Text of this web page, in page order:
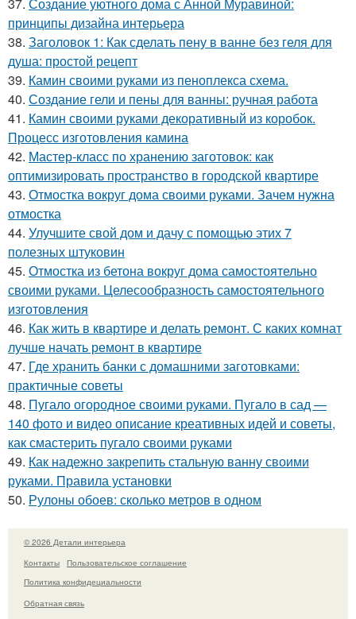
принципы дизайна интерьера
38. Заголовок 1: Как сделать пену в ванне без геля для
душа: простой рецепт
39. Камин своими руками из пеноплекса схема.
40. Создание гели и пены для ванны: ручная работа
41. Камин своими руками декоративный из коробок.
Процесс изготовления камина
42. Мастер-класс по хранению заготовок: как
оптимизировать пространство в городской квартире
43. Отмостка вокруг дома своими руками. Зачем нужна
отмостка
44. Улучшите свой дом и дачу с помощью этих 7
полезных штуковин
45. Отмостка из бетона вокруг дома самостоятельно
своими руками. Целесообразность самостоятельного
изготовления
46. Как жить в квартире и делать ремонт. С каких комнат
лучше начать ремонт в квартире
47. Где хранить банки с домашними заготовками:
практичные советы
48. Пугало огородное своими руками. Пугало в сад —
140 фото и видео описание креативных идей и советы,
как смастерить пугало своими руками
49. Как надежно закрепить стальную ванну своими
руками. Правила установки
50. Рулоны обоев: сколько метров в одном
© 2026 Детали интерьера
Контакты
Пользовательское соглашение
Политика конфидециальности
Обратная связь